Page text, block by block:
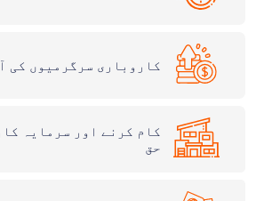
کاروباری سرگرمیوں کی
کام کرنے اور سرمایہ
حق